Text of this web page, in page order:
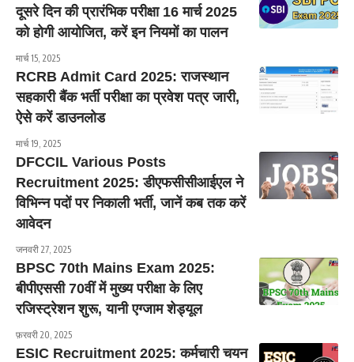
दूसरे दिन की प्रारंभिक परीक्षा 16 मार्च 2025
को होगी आयोजित, करें इन नियमों का पालन
मार्च 15, 2025
RCRB Admit Card 2025: राजस्थान
सहकारी बैंक भर्ती परीक्षा का प्रवेश पत्र जारी,
ऐसे करें डाउनलोड
मार्च 19, 2025
DFCCIL Various Posts
Recruitment 2025: डीएफसीसीआईएल ने
विभिन्न पदों पर निकाली भर्ती, जानें कब तक करें
आवेदन
जनवरी 27, 2025
BPSC 70th Mains Exam 2025:
बीपीएससी 70वीं में मुख्य परीक्षा के लिए
रजिस्ट्रेशन शुरू, यानी एग्जाम शेड्यूल
फ़रवरी 20, 2025
ESIC Recruitment 2025: कर्मचारी चयन